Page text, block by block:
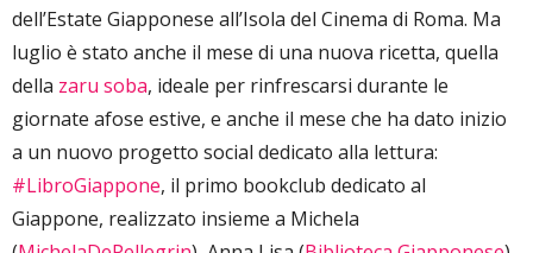
dell’Estate Giapponese all’Isola del Cinema di Roma. Ma
luglio è stato anche il mese di una nuova ricetta, quella
della zaru soba, ideale per rinfrescarsi durante le
giornate afose estive, e anche il mese che ha dato inizio
a un nuovo progetto social dedicato alla lettura:
#LibroGiappone, il primo bookclub dedicato al
Giappone, realizzato insieme a Michela